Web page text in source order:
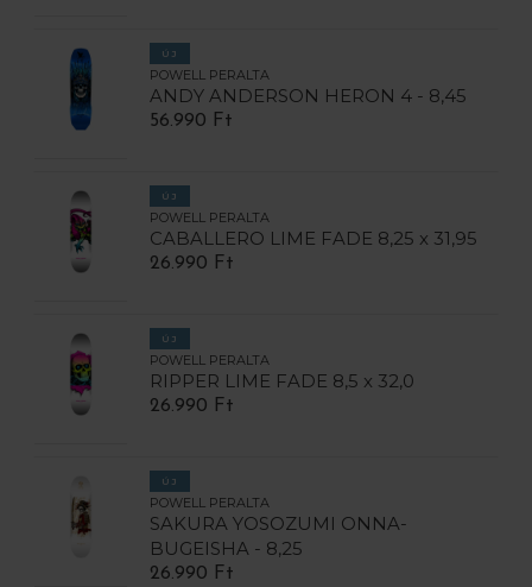
ÚJ
POWELL PERALTA
ANDY ANDERSON HERON 4 - 8,45
56.990 Ft
ÚJ
POWELL PERALTA
CABALLERO LIME FADE 8,25 x 31,95
26.990 Ft
ÚJ
POWELL PERALTA
RIPPER LIME FADE 8,5 x 32,0
26.990 Ft
ÚJ
POWELL PERALTA
SAKURA YOSOZUMI ONNA-
BUGEISHA - 8,25
26.990 Ft